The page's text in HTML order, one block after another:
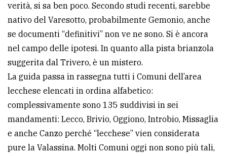
verità, si sa ben poco. Secondo studi recenti, sarebbe
nativo del Varesotto, probabilmente Gemonio, anche
se documenti “definitivi” non ve ne sono. Si è ancora
nel campo delle ipotesi. In quanto alla pista brianzola
suggerita dal Trivero, è un mistero.
La guida passa in rassegna tutti i Comuni dell’area
lecchese elencati in ordina alfabetico:
complessivamente sono 135 suddivisi in sei
mandamenti: Lecco, Brivio, Oggiono, Introbio, Missaglia
e anche Canzo perché “lecchese” vien considerata
pure la Valassina. Molti Comuni oggi non sono più tali,